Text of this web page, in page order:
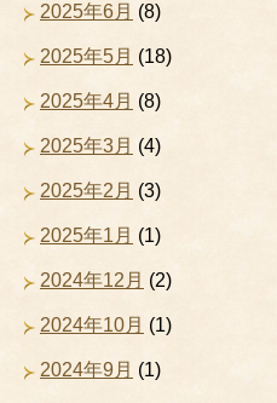
2025年6月 (8)
2025年5月 (18)
2025年4月 (8)
2025年3月 (4)
2025年2月 (3)
2025年1月 (1)
2024年12月 (2)
2024年10月 (1)
2024年9月 (1)